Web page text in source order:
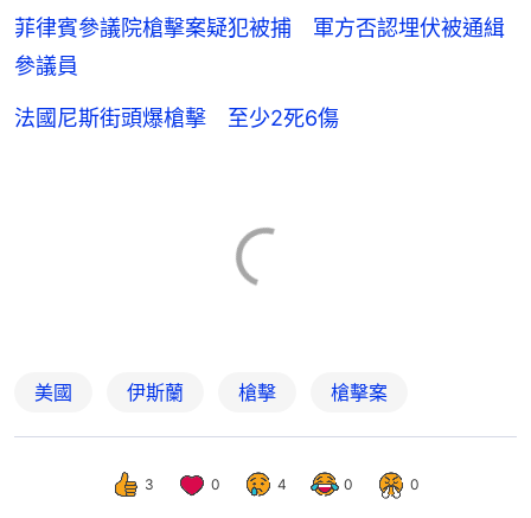
菲律賓參議院槍擊案疑犯被捕 軍方否認埋伏被通緝
參議員
法國尼斯街頭爆槍擊 至少2死6傷
美國 伊斯蘭 槍擊 槍擊案
3 0 4 0 0